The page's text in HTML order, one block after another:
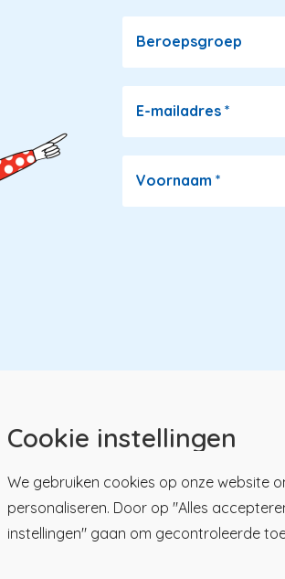
Beroepsgroep
E-mailadres *
Voornaam *
Cookie instellingen
We gebruiken cookies op onze website
personaliseren. Door op "Alles
instellingen" gaan om gecontroleerde
BK
Menu
Kwaliteitsregister
Paramedici